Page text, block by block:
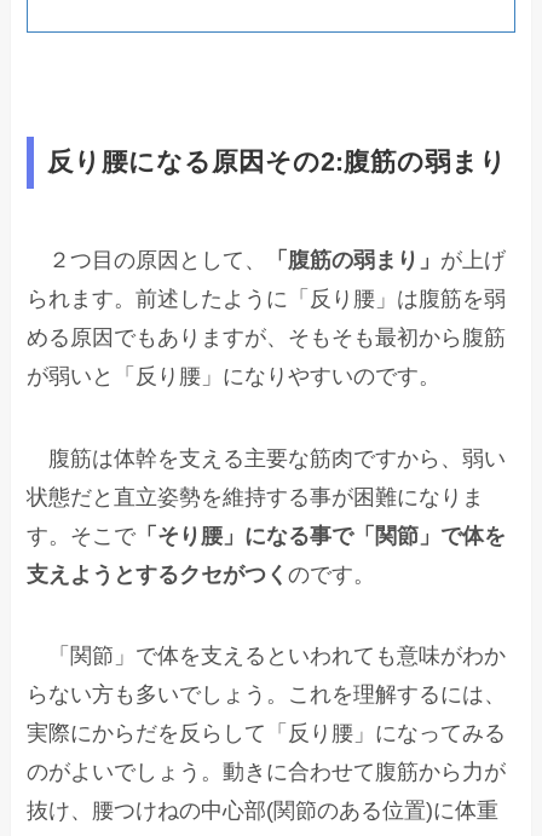
反り腰になる原因その2:腹筋の弱まり
２つ目の原因として、 「腹筋の弱まり」 が上げ
られます。前述したように「反り腰」は腹筋を弱
める原因でもありますが、そもそも最初から腹筋
が弱いと「反り腰」になりやすいのです。
腹筋は体幹を支える主要な筋肉ですから、弱い
状態だと直立姿勢を維持する事が困難になりま
す。そこで「そり腰」になる事で「関節」で体を
支えようとするクセがつくのです。
「関節」で体を支えるといわれても意味がわか
らない方も多いでしょう。これを理解するには、
実際にからだを反らして「反り腰」になってみる
のがよいでしょう。動きに合わせて腹筋から力が
抜け、腰つけねの中心部(関節のある位置)に体重